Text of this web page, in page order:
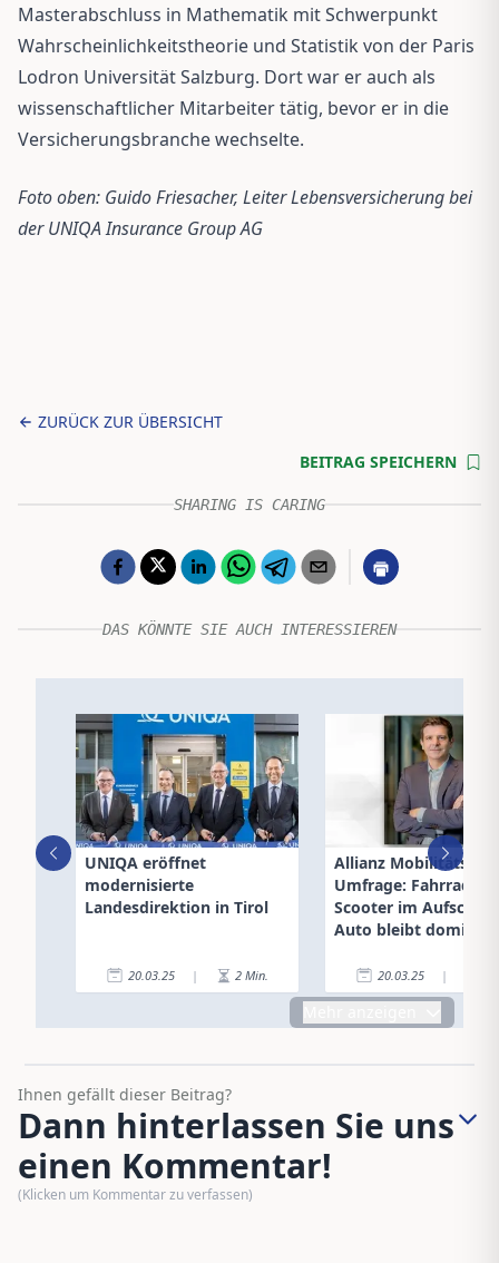
Masterabschluss in Mathematik mit Schwerpunkt
Wahrscheinlichkeitstheorie und Statistik von der Paris
Lodron Universität Salzburg. Dort war er auch als
wissenschaftlicher Mitarbeiter tätig, bevor er in die
Versicherungsbranche wechselte.
Foto oben: Guido Friesacher, Leiter Lebensversicherung bei
der UNIQA Insurance Group AG
ZURÜCK ZUR ÜBERSICHT
BEITRAG SPEICHERN
SHARING IS CARING
DAS KÖNNTE SIE AUCH INTERESSIEREN
UNIQA eröffnet
modernisierte
Landesdirektion in Tirol
20.03.25 | 2 Min.
Allianz Mobilitäts-
Umfrage: Fahrrad
Scooter im
Auto bleibt
20.03.25 |
Ihnen gefällt dieser Beitrag?
Dann hinterlassen Sie uns
einen Kommentar!
(Klicken um Kommentar zu verfassen)